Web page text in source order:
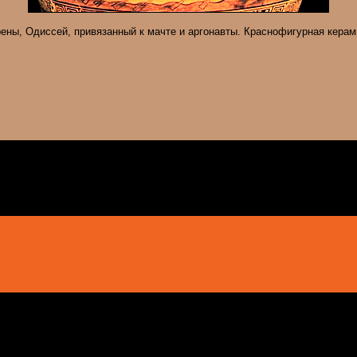
Одиссей, привязанный к мачте и аргонавты. Краснофигурная